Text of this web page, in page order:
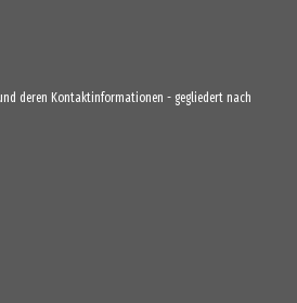
deren Kontaktinformationen - gegliedert nach